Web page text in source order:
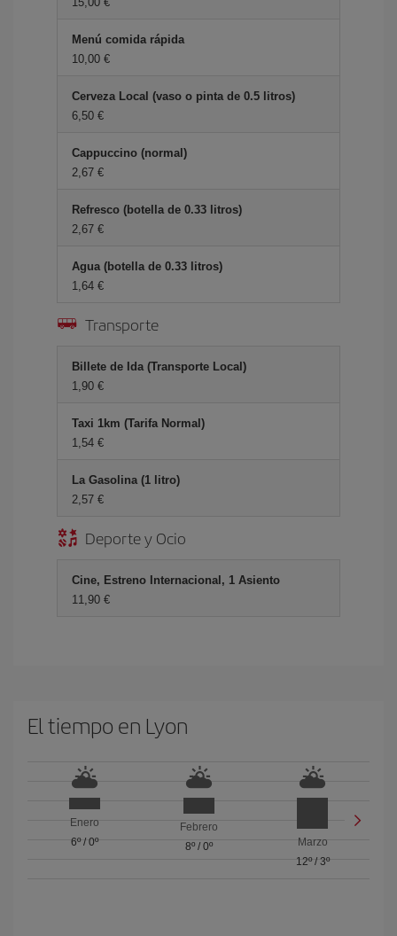
Menú comida rápida
10,00 €
Cerveza Local (vaso o pinta de 0.5 litros)
6,50 €
Cappuccino (normal)
2,67 €
Refresco (botella de 0.33 litros)
2,67 €
Agua (botella de 0.33 litros)
1,64 €
Transporte
Billete de Ida (Transporte Local)
1,90 €
Taxi 1km (Tarifa Normal)
1,54 €
La Gasolina (1 litro)
2,57 €
Deporte y Ocio
Cine, Estreno Internacional, 1 Asiento
11,90 €
El tiempo en Lyon
Enero
6º/ 0º
Febrero
8º/ 0º
Marzo
12º/ 3º